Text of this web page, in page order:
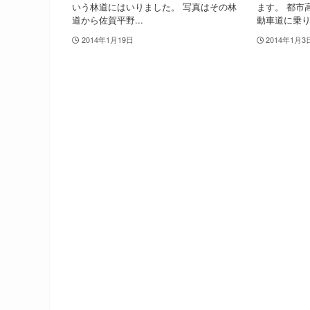
いう林道にはいりました。 写真はその林
道から佐賀平野...
2014年1月19日
ます。 都市
動車道に乗
2014年1月3